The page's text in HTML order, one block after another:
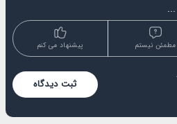
پیشنهاد می کنم مطمئن نیستم
ثبت دیدگاه